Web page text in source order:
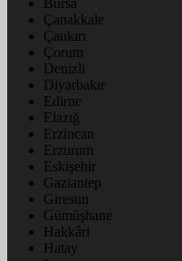
Bursa
Çanakkale
Çankırı
Çorum
Denizli
Diyarbakır
Edirne
Elazığ
Erzincan
Erzurum
Eskişehir
Gaziantep
Giresun
Gümüşhane
Hakkâri
Hatay